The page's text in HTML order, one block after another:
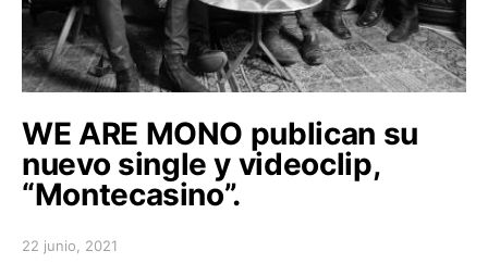
WE ARE MONO publican su
nuevo single y videoclip,
“Montecasino”.
Posted on
22 junio, 2021